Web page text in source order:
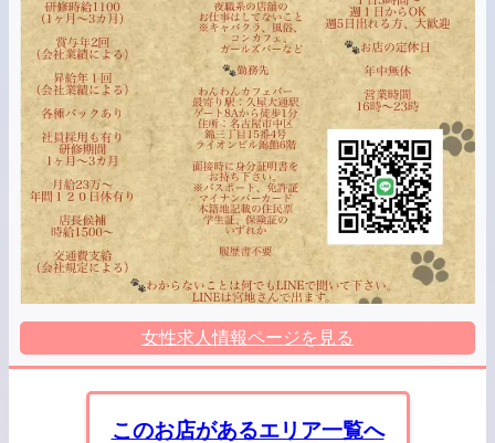
女性求人情報ページを見る
このお店があるエリア一覧へ